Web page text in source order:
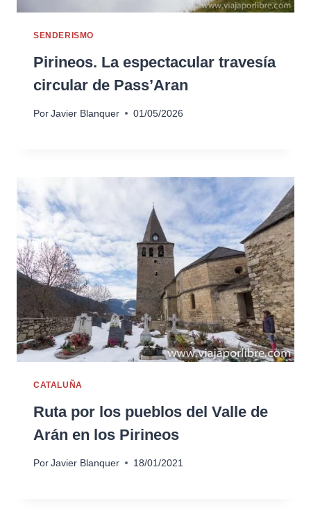
SENDERISMO
Pirineos. La espectacular travesía
circular de Pass’Aran
Por Javier Blanquer 01/05/2026
CATALUÑA
Ruta por los pueblos del Valle de
Arán en los Pirineos
Por Javier Blanquer 18/01/2021